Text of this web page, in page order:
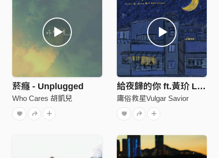
菸癮 - Unplugged
Who Cares 胡凱兒
給夜歸的你 ft.黃玠 Late to home but not alone
庸俗救星Vulgar Savior